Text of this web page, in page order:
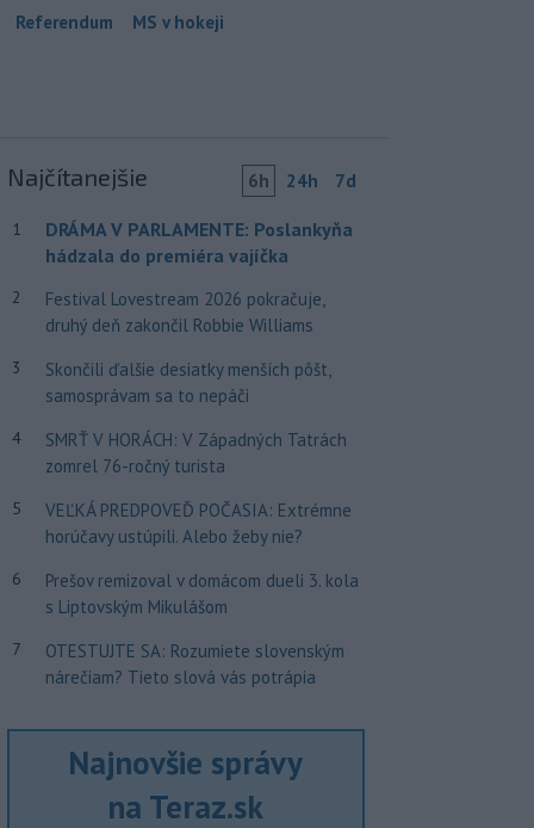
Referendum MS v hokeji
Najčítanejšie 6h 24h 7d
1
DRÁMA V PARLAMENTE: Poslankyňa
hádzala do premiéra vajíčka
2
Festival Lovestream 2026 pokračuje,
druhý deň zakončil Robbie Williams
3
Skončili ďalšie desiatky menších pôšt,
samosprávam sa to nepáči
4
SMRŤ V HORÁCH: V Západných Tatrách
zomrel 76-ročný turista
5
VEĽKÁ PREDPOVEĎ POČASIA: Extrémne
horúčavy ustúpili. Alebo žeby nie?
6
Prešov remizoval v domácom dueli 3. kola
s Liptovským Mikulášom
7
OTESTUJTE SA: Rozumiete slovenským
nárečiam? Tieto slová vás potrápia
Najnovšie správy
na Teraz.sk